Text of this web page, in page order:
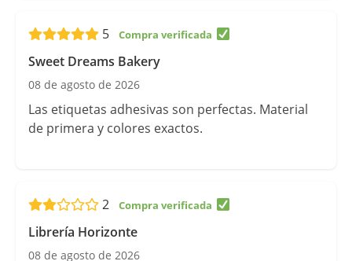
5
Sweet Dreams Bakery
08 de agosto de 2026
Las etiquetas adhesivas son perfectas. Material
de primera y colores exactos.
2
Librería Horizonte
08 de agosto de 2026